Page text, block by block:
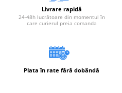
Cuttere, cutite si foarfece
Fierastraie
Accesorii pentru polizare, slefuire
Livrare rapidă
24-48h lucrătoare din momentul în
care curierul preia comanda
Plata în rate fără dobândă